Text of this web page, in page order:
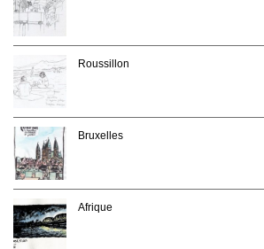
Roussillon
Bruxelles
Afrique